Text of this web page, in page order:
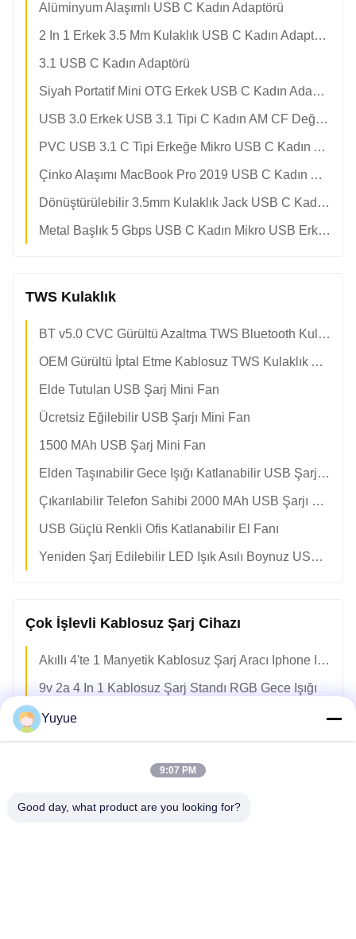
Alüminyum Alaşımlı USB C Kadın Adaptörü
2 In 1 Erkek 3.5 Mm Kulaklık USB C Kadın Adaptörü
3.1 USB C Kadın Adaptörü
Siyah Portatif Mini OTG Erkek USB C Kadın Adaptörü
USB 3.0 Erkek USB 3.1 Tipi C Kadın AM CF Değiştiricisi Adaptörü
PVC USB 3.1 C Tipi Erkeğe Mikro USB C Kadın Adaptörü
Çinko Alaşımı MacBook Pro 2019 USB C Kadın Adaptörü OTG
Dönüştürülebilir 3.5mm Kulaklık Jack USB C Kadın Adaptörü
Metal Başlık 5 Gbps USB C Kadın Mikro USB Erkek Otg
TWS Kulaklık
BT v5.0 CVC Gürültü Azaltma TWS Bluetooth Kulaklık Mini Stereo
OEM Gürültü İptal Etme Kablosuz TWS Kulaklık ABS PVC Malzemesi
Elde Tutulan USB Şarj Mini Fan
Ücretsiz Eğilebilir USB Şarjı Mini Fan
1500 MAh USB Şarj Mini Fan
Elden Taşınabilir Gece Işığı Katlanabilir USB Şarjı Mini Ventilatör
Çıkarılabilir Telefon Sahibi 2000 MAh USB Şarjı Mini Fan
USB Güçlü Renkli Ofis Katlanabilir El Fanı
Yeniden Şarj Edilebilir LED Işık Asılı Boynuz USB Şarj Mini Ventilatör
Çok İşlevli Kablosuz Şarj Cihazı
Akıllı 4'te 1 Manyetik Kablosuz Şarj Aracı Iphone Iwatch Airpods Için Çok Fonksiyonel
9v 2a 4 In 1 Kablosuz Şarj Standı RGB Gece Işığı
IPhone 15 14 13 12 11 Pro & Max Serisi Için Dört İçin Bir Çok Fonksiyonlu Kablosuz Şarj Aracı
Taşınabilir 15w 3 In 1 Hızlı Kablosuz Şarj Cihazı Samsung Iphone Için Katlanabilir
Yuyue
9:07 PM
Good day, what product are you looking for?